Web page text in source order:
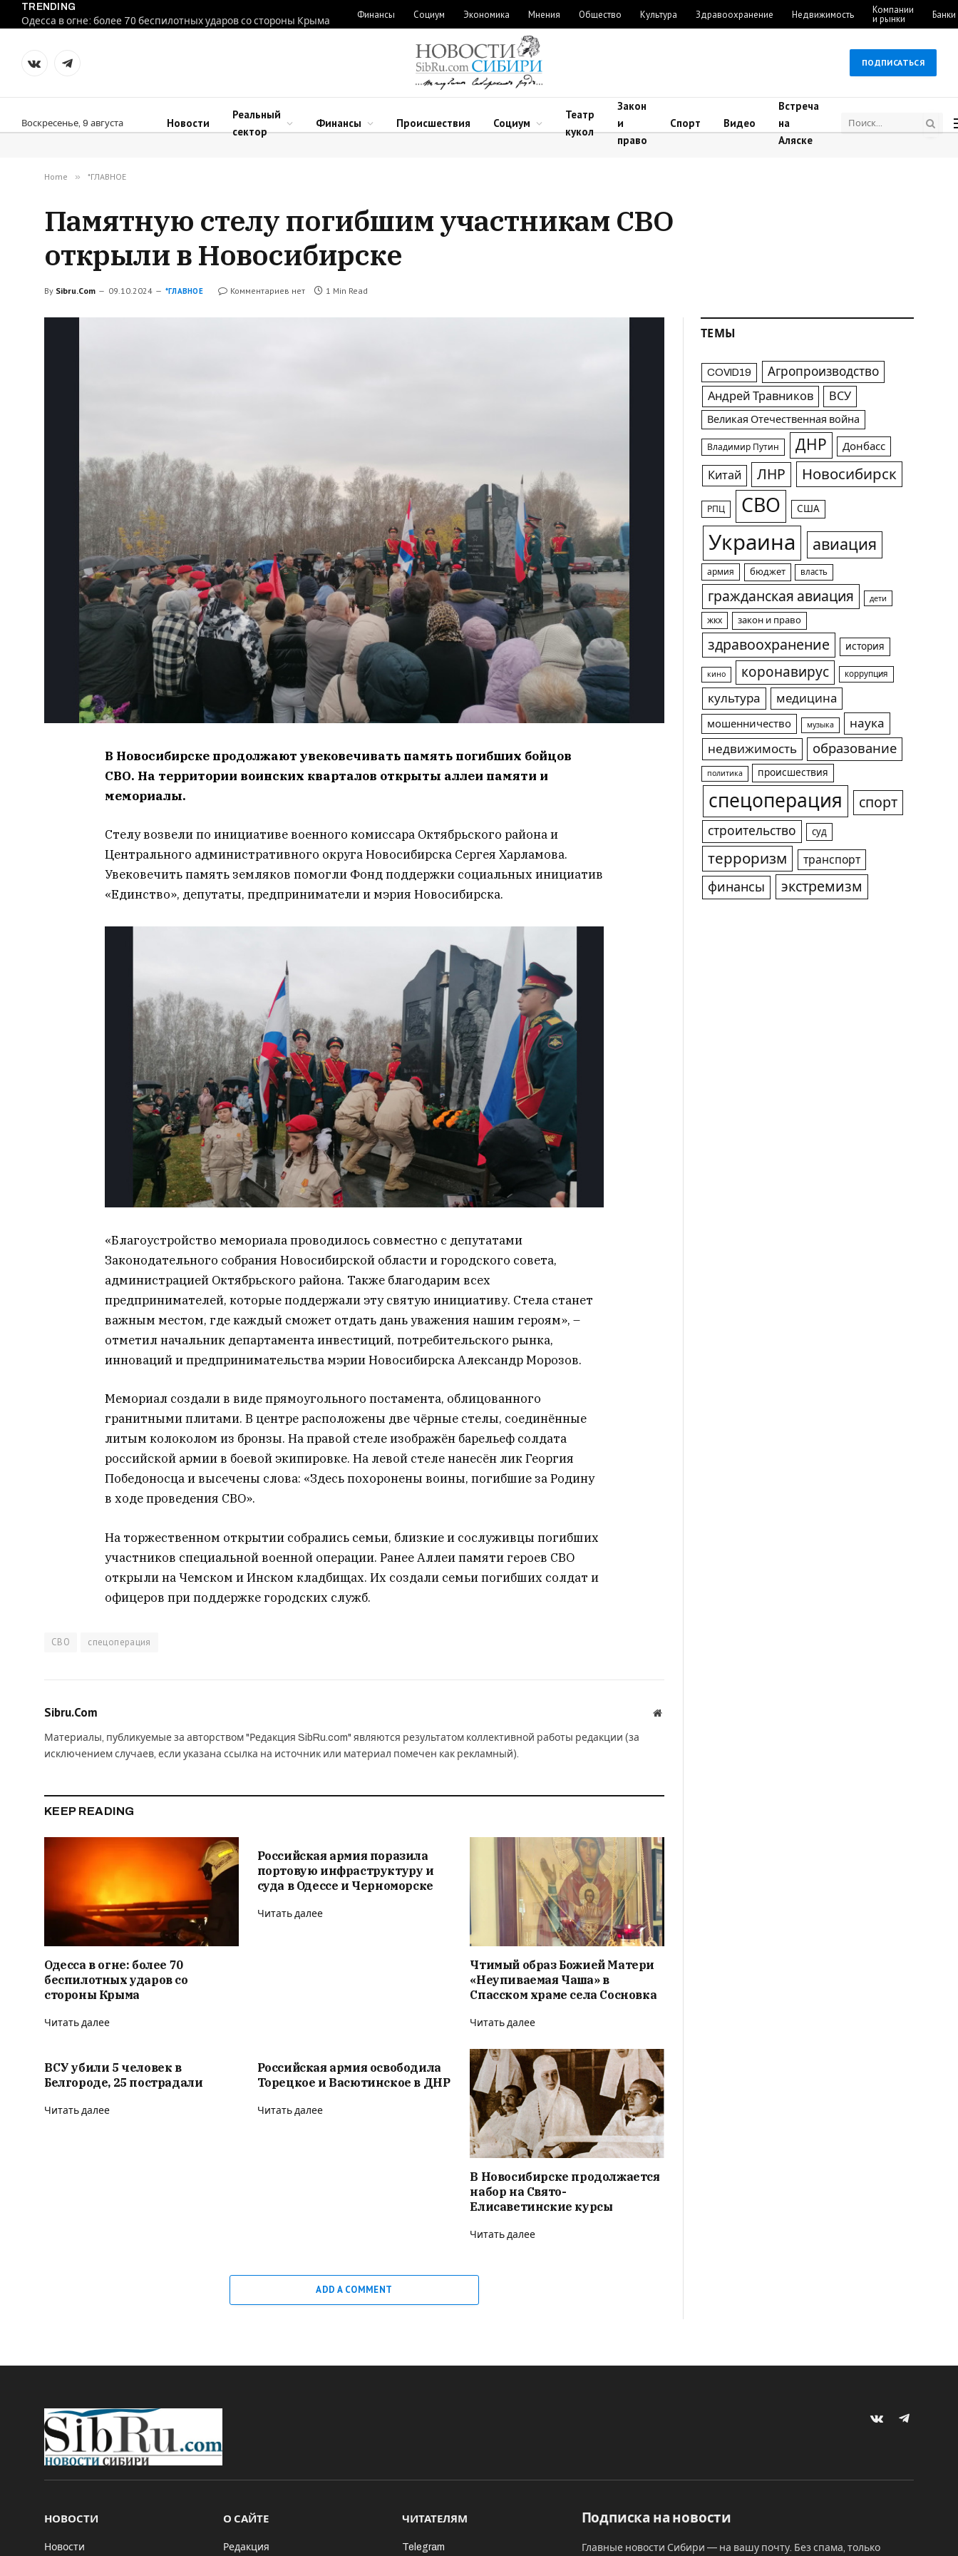
TRENDING
Одесса в огне: более 70 беспилотных ударов со стороны Крыма
Финансы Социум Экономика Мнения Общество Культура Здравоохранение Недвижимость Компании
и рынки Банки
VKontakteTelegram
ПОДПИСАТЬСЯ
Воскресенье, 9 августа Новости
Реальный
сектор
Финансы Происшествия Социум
Театр
кукол
Закон
и
право
Спорт Видео
Встреча
на
Аляске
Home » *ГЛАВНОЕ
Памятную стелу погибшим участникам СВО
открыли в Новосибирске
By Sibru.Com 09.10.2024 *ГЛАВНОЕ Комментариев нет 1 Min Read
В Новосибирске продолжают увековечивать память погибших бойцов
СВО. На территории воинских кварталов открыты аллеи памяти и
мемориалы.
Стелу возвели по инициативе военного комиссара Октябрьского района и
Центрального административного округа Новосибирска Сергея Харламова.
Увековечить память земляков помогли Фонд поддержки социальных инициатив
«Единство», депутаты, предприниматели и мэрия Новосибирска.
«Благоустройство мемориала проводилось совместно с депутатами
Законодательного собрания Новосибирской области и городского совета,
администрацией Октябрьского района. Также благодарим всех
предпринимателей, которые поддержали эту святую инициативу. Стела станет
важным местом, где каждый сможет отдать дань уважения нашим героям», –
отметил начальник департамента инвестиций, потребительского рынка,
инноваций и предпринимательства мэрии Новосибирска Александр Морозов.
Мемориал создали в виде прямоугольного постамента, облицованного
гранитными плитами. В центре расположены две чёрные стелы, соединённые
литым колоколом из бронзы. На правой стеле изображён барельеф солдата
российской армии в боевой экипировке. На левой стеле нанесён лик Георгия
Победоносца и высечены слова: «Здесь похоронены воины, погибшие за Родину
в ходе проведения СВО».
На торжественном открытии собрались семьи, близкие и сослуживцы погибших
участников специальной военной операции. Ранее Аллеи памяти героев СВО
открыли на Чемском и Инском кладбищах. Их создали семьи погибших солдат и
офицеров при поддержке городских служб.
СВО спецоперация
Sibru.Com Website
Материалы, публикуемые за авторством "Редакция SibRu.com" являются результатом коллективной работы редакции (за
исключением случаев, если указана ссылка на источник или материал помечен как рекламный).
KEEP READING
Одесса в огне: более 70
беспилотных ударов со
стороны Крыма
Читать далее
Российская армия поразила
портовую инфраструктуру и
суда в Одессе и Черноморске
Читать далее
Чтимый образ Божией Матери
«Неупиваемая Чаша» в
Спасском храме села Сосновка
Читать далее
ВСУ убили 5 человек в
Белгороде, 25 пострадали
Читать далее
Российская армия освободила
Торецкое и Васютинское в ДНР
Читать далее
В Новосибирске продолжается
набор на Свято-
Елисаветинские курсы
Читать далее
ADD A COMMENT
ТЕМЫ
COVID19 Агропроизводство
Андрей Травников ВСУ
Великая Отечественная война
Владимир Путин ДНР Донбасс
Китай ЛНР Новосибирск
РПЦ СВО США
Украина авиация
армия бюджет власть
гражданская авиация дети
жкх закон и право
здравоохранение история
кино коронавирус коррупция
культура медицина
мошенничество музыка
наука
недвижимость
образование
политика происшествия
спецоперация спорт
строительство суд
терроризм транспорт
финансы экстремизм
VKontakteTelegram
НОВОСТИ
Новости
О САЙТЕ
Редакция
ЧИТАТЕЛЯМ
Telegram
Подписка на новости
Главные новости Сибири — на вашу почту. Без спама, только